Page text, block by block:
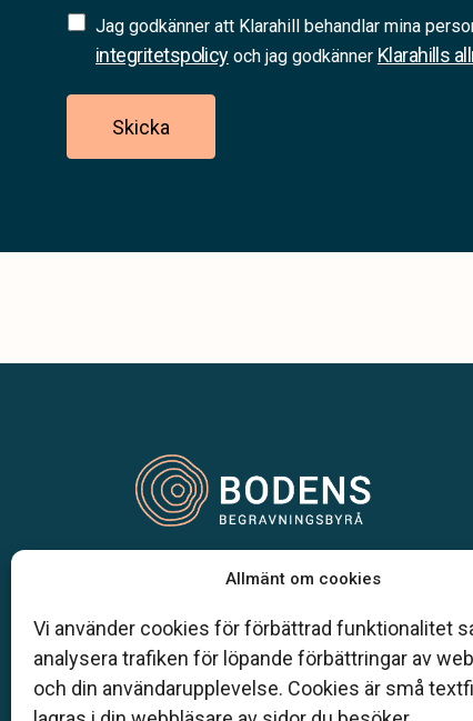
Allmänt om cookies
Vi använder cookies för förbättrad funktionalitet
analysera trafiken för löpande förbättringar av
och din användarupplevelse. Cookies är små
Samtycke
(Required)
Jag godkänner att Klarahill behandlar mina
integritetspolicyoch jag godkänner Klarahills
Skicka
Vår begravningsbyrå är en del av Klarahill.
är auktoriserade inom Sveriges
förbund (SBF). Det personliga är centralt för
både när det gäller bemötande och när vi
skräddarsydda personliga begravningar.